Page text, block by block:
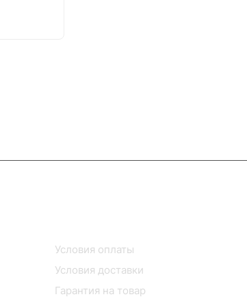
Условия оплаты
Условия доставки
Гарантия на товар